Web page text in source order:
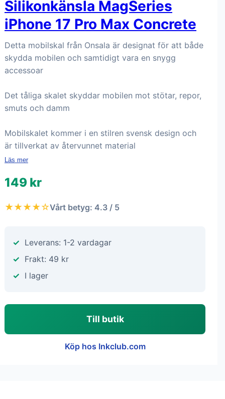
Silikonkänsla MagSeries
iPhone 17 Pro Max Concrete
Detta mobilskal från Onsala är designat för att både
skydda mobilen och samtidigt vara en snygg
accessoar
Det tåliga skalet skyddar mobilen mot stötar, repor,
smuts och damm
Mobilskalet kommer i en stilren svensk design och
är tillverkat av återvunnet material
Läs mer
149 kr
★★★★☆Vårt betyg: 4.3 / 5
Leverans: 1-2 vardagar
Frakt: 49 kr
I lager
Till butik
Köp hos Inkclub.com